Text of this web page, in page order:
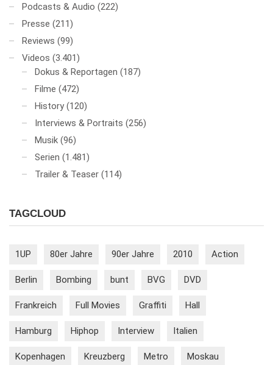
Podcasts & Audio (222)
Presse (211)
Reviews (99)
Videos (3.401)
Dokus & Reportagen (187)
Filme (472)
History (120)
Interviews & Portraits (256)
Musik (96)
Serien (1.481)
Trailer & Teaser (114)
TAGCLOUD
1UP 80er Jahre 90er Jahre 2010 Action
Berlin Bombing bunt BVG DVD
Frankreich Full Movies Graffiti Hall
Hamburg Hiphop Interview Italien
Kopenhagen Kreuzberg Metro Moskau